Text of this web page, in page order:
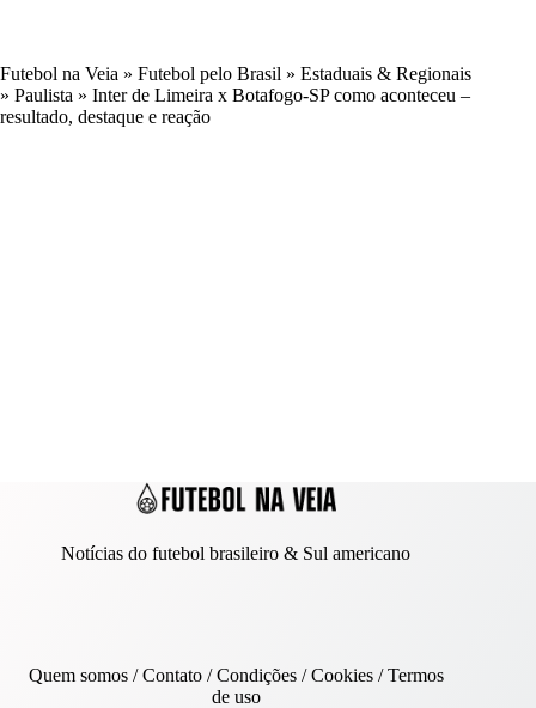
Futebol na Veia » Futebol pelo Brasil » Estaduais & Regionais
» Paulista » Inter de Limeira x Botafogo-SP como aconteceu –
resultado, destaque e reação
Notícias do futebol brasileiro & Sul americano
Quem somos/Contato/ Condições /Cookies/Termos
de uso